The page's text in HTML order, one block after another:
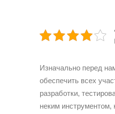
Изначально перед
обеспечить всех
разработки,
неким инструментом,